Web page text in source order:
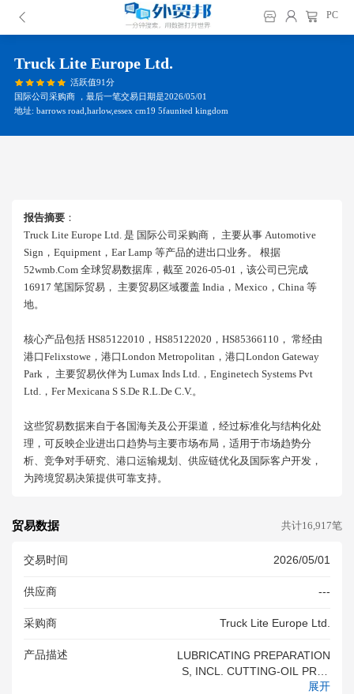
PC
Truck Lite Europe Ltd.
活跃值91分
国际公司采购商 ，最后一笔交易日期是2026/05/01
地址: barrows road,harlow,essex cm19 5faunited kingdom
报告摘要 ：
Truck Lite Europe Ltd. 是 国际公司采购商， 主要从事 Automotive
Sign，equipment，ear Lamp 等产品的进出口业务。 根据
52wmb.com 全球贸易数据库，截至 2026-05-01，该公司已完成
16917 笔国际贸易， 主要贸易区域覆盖 India，mexico，china 等
地。
核心产品包括 HS85122010，HS85122020，HS85366110， 常经由
港口felixstowe，港口london Metropolitan，港口london Gateway
Park， 主要贸易伙伴为 Lumax Inds Ltd.，enginetech Systems Pvt
Ltd.，fer Mexicana S S.de R.l.de C.v.。
这些贸易数据来自于各国海关及公开渠道，经过标准化与结构化处
理，可反映企业进出口趋势与主要市场布局，适用于市场趋势分
析、竞争对手研究、港口运输规划、供应链优化及国际客户开发，
为跨境贸易决策提供可靠支持。
贸易数据 共计16,917笔
交易时间 2026/05/01
供应商 ---
采购商 Truck Lite Europe Ltd.
产品描述
LUBRICATING PREPARATION
S, INCL. CUTTING-OIL PREP
ARATIONS, BOLT OR NUT R
展开